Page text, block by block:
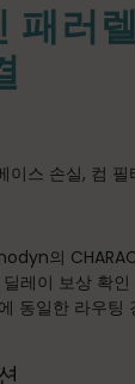
패러
이스 손실, 컴 필
의
레이 보상 확인
동일한 라우팅